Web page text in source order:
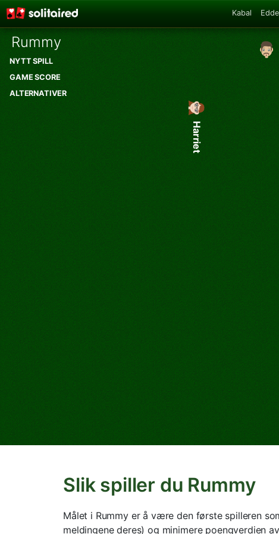
Kabal
Rummy
NYTT SPILL
GAME SCORE
ALTERNATIVER
Harriet
Slik spiller du Rummy
Målet i Rummy er å være den første spilleren
meldingene deres) og minimere poengverdien